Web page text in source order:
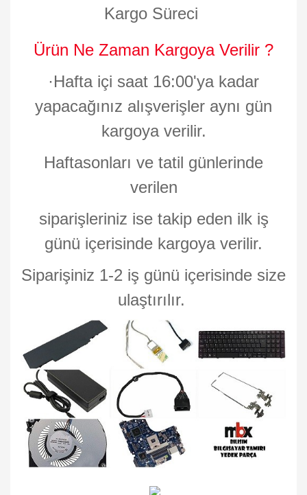
Kargo Süreci
Ürün Ne Zaman Kargoya Verilir ?
·Hafta içi saat 16:00'ya kadar
yapacağınız alışverişler aynı gün
kargoya verilir.
Haftasonları ve tatil günlerinde
verilen
siparişleriniz ise takip eden ilk iş
günü içerisinde kargoya verilir.
Siparişiniz 1-2 iş günü içerisinde size
ulaştırılır.